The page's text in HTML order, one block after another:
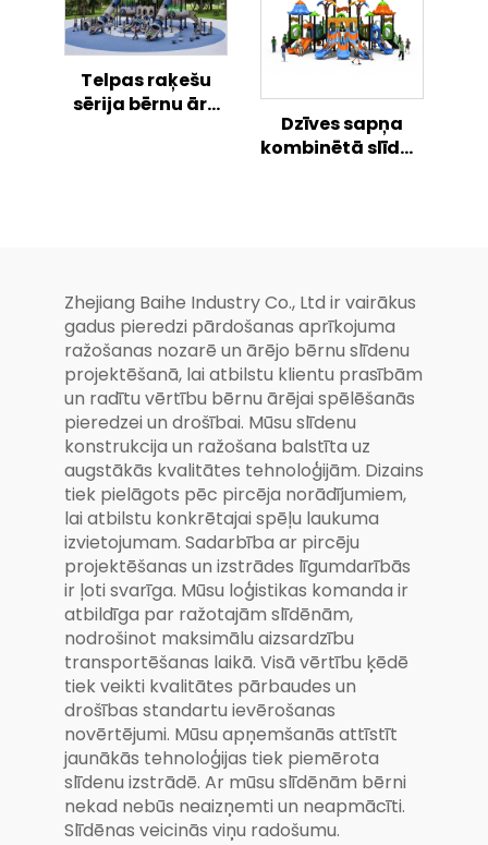
Telpas raķešu
sērija bērnu āra
Dzīves sapņa
kombinētā slīdņu
Zhejiang Baihe Industry Co., Ltd ir vairākus
gadus pieredzi pārdošanas aprīkojuma
ražošanas nozarē un ārējo bērnu slīdenu
projektēšanā, lai atbilstu klientu prasībām
un radītu vērtību bērnu ārējai spēlēšanās
pieredzei un drošībai. Mūsu slīdenu
konstrukcija un ražošana balstīta uz
augstākās kvalitātes tehnoloģijām. Dizains
tiek pielāgots pēc pircēja norādījumiem,
lai atbilstu konkrētajai spēļu laukuma
izvietojumam. Sadarbība ar pircēju
projektēšanas un izstrādes līgumdarībās
ir ļoti svarīga. Mūsu loģistikas komanda ir
atbildīga par ražotajām slīdēnām,
nodrošinot maksimālu aizsardzību
transportēšanas laikā. Visā vērtību ķēdē
tiek veikti kvalitātes pārbaudes un
drošības standartu ievērošanas
novērtējumi. Mūsu apņemšanās attīstīt
jaunākās tehnoloģijas tiek piemērota
slīdenu izstrādē. Ar mūsu slīdēnām bērni
nekad nebūs neaizņemti un neapmācīti.
Slīdēnas veicinās viņu radošumu.